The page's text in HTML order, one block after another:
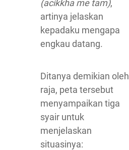
(acikkha me tam),
artinya jelaskan
kepadaku mengapa
engkau datang.
Ditanya demikian oleh
raja, peta tersebut
menyampaikan tiga
syair untuk
menjelaskan
situasinya: